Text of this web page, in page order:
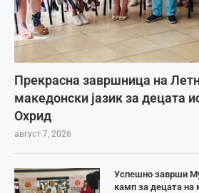
Прекрасна завршница на
македонски јазик за децата
Охрид
август 7, 2026
Успешно заврши
камп за децата на